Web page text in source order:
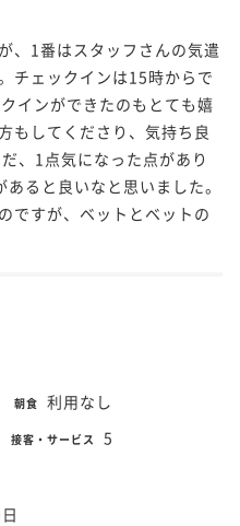
、1番はスタッフさんの気遣
チェックインは15時からで
インができたのもとても嬉
もしてくださり、気持ち良
、1点気になった点があり
ると良いなと思いました。
ですが、ベットとベットの
朝食 利用なし
接客・サービス 5